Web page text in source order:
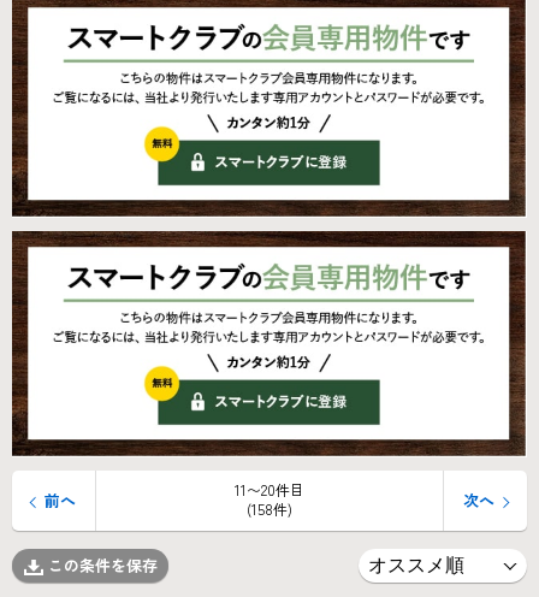
11〜20件目
(158件)
前へ 次へ
この条件を保存